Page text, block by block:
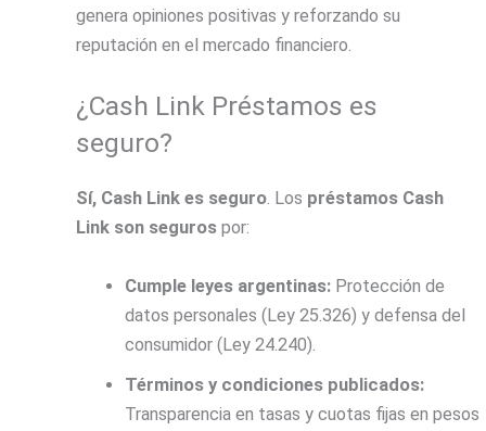
genera opiniones positivas y reforzando su
reputación en el mercado financiero.
¿Cash Link Préstamos es
seguro?
Sí, Cash Link es seguro. Los préstamos Cash
Link son segurospor:
Cumple leyes argentinas:Protección de
datos personales (Ley 25.326) y defensa del
consumidor (Ley 24.240).
Términos y condiciones publicados:
Transparencia en tasas y cuotas fijas en pesos